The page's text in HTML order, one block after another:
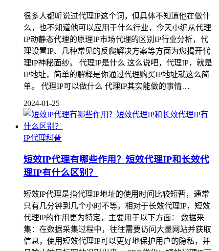
很多人都听说过代理IP这个词，但具体不知道他在做什
么，也不知道他可以应用于什么行业，今天小编从代理
IP动静态代理的原理IP市场代理的区别IP行业分析，代
理设置IP、几种常见的反爬解决方案等方面为您揭开代
理IP神秘面纱。 代理IP是什么 这么说吧，代理IP，就是
IP地址，简单的解释是你通过代理购买IP地址就这么简
单。 代理IP可以做什么 代理IP其实能做的事情…
2024-01-25
IP代理科普
短效IP代理有哪些作用？短效代理IP和长效代
理IP有什么区别？
短效IP代理是指代理IP地址的使用时间比较短暂，通常
只有几分钟到几个小时不等。相对于长效代理IP，短效
代理IP的作用更为特定，主要用于以下方面： 数据采
集：在数据采集过程中，往往需要访问大量网站并获取
信息，使用短效代理IP可以更好地保护用户的隐私，并